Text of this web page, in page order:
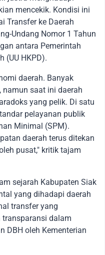
mencekik. Kondisi ini
Transfer ke Daerah
Undang Nomor 1 Tahun
antara Pemerintah
(UU HKPD).
daerah. Banyak
saat ini daerah
yang pelik. Di satu
pelayanan publik
Minimal (SPM).
daerah terus ditekan
pusat," kritik tajam
sejarah Kabupaten Siak
yang dihadapi daerah
transfer yang
transparansi dalam
DBH oleh Kementerian